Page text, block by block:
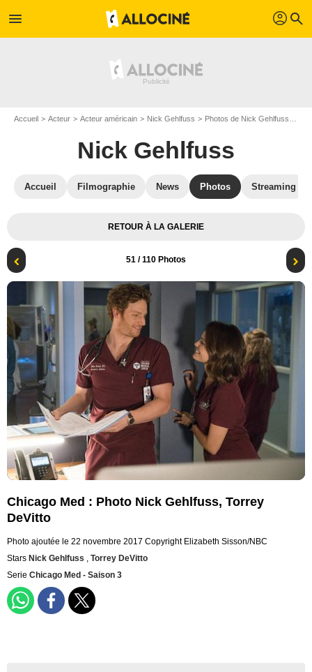
menu profil search
Accueil Acteur Acteur américain Nick Gehlfuss Photos de Nick Gehlfuss
Nick Gehlfuss
Accueil Filmographie News Photos Streaming
RETOUR À LA GALERIE
51 / 110 Photos
Chicago Med : Photo Nick Gehlfuss, Torrey
DeVitto
Photo ajoutée le 22 novembre 2017 Copyright Elizabeth Sisson/NBC
Stars Nick Gehlfuss , Torrey DeVitto
Serie Chicago Med - Saison 3